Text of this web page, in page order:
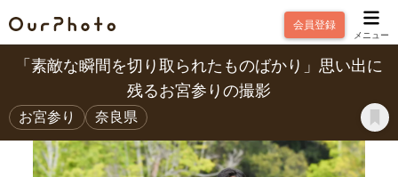
会員登録
メニュー
「素敵な瞬間を切り取られたものばかり」思い出に
残るお宮参りの撮影
お宮参り 奈良県